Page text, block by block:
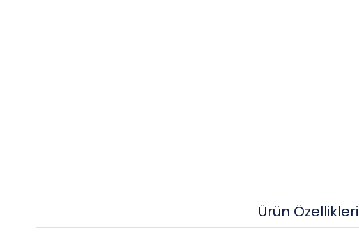
Ürün Özellikleri